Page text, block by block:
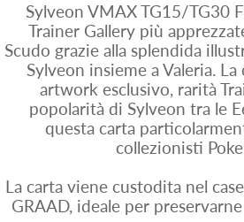
Sylveon VMAX TG15/TG30
Trainer Gallery più
Scudo grazie alla splendida
Sylveon insieme a Valeria.
artwork esclusivo, rarità
popolarità di Sylveon tra le
questa carta
collezionisti
La carta viene custodita nel
GRAAD, ideale per